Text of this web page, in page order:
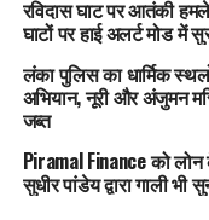
रविदास घाट पर आतंकी
घाटों पर हाई अलर्ट मोड में
लंका पुलिस का धार्मिक
अभियान, नूरी और अंजुमन
जब्त
Piramal Finance को लोन
सुधीर पांडेय द्वारा गाली भी